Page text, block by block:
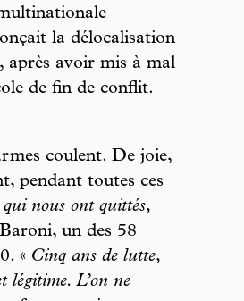
la délocalisation
après avoir mis à mal
de fin de conflit.
coulent. De joie,
pendant toutes ces
nous ont quittés,
un des 58
« Cinq ans de lutte,
légitime. L’on ne